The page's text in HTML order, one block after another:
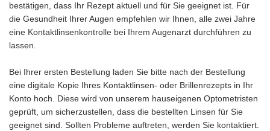
bestätigen, dass Ihr Rezept aktuell und für Sie geeignet ist. Für
die Gesundheit Ihrer Augen empfehlen wir Ihnen, alle zwei Jahre
eine Kontaktlinsenkontrolle bei Ihrem Augenarzt durchführen zu
lassen.
Bei Ihrer ersten Bestellung laden Sie bitte nach der Bestellung
eine digitale Kopie Ihres Kontaktlinsen- oder Brillenrezepts in Ihr
Konto hoch. Diese wird von unserem hauseigenen Optometristen
geprüft, um sicherzustellen, dass die bestellten Linsen für Sie
geeignet sind. Sollten Probleme auftreten, werden Sie kontaktiert.